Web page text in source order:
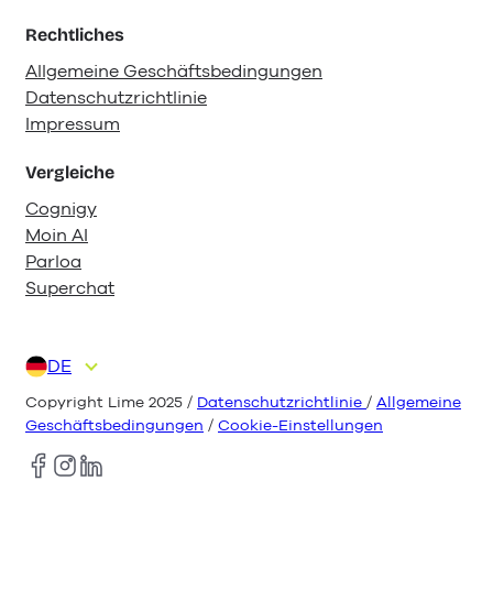
Rechtliches
Allgemeine Geschäftsbedingungen
Datenschutzrichtlinie
Impressum
Vergleiche
Cognigy
Moin AI
Parloa
Superchat
DE
Copyright Lime 2025 / Datenschutzrichtlinie / Allgemeine
Geschäftsbedingungen / Cookie-Einstellungen